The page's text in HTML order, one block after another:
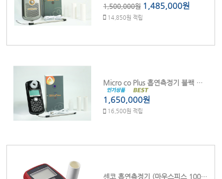
1,500,000원 1,485,000원
14,850원 적립
Micro co Plus 흡연측정기 블랙 양방향모니터 (충전식 자외선 살균보관함) 마우스피스100pcs포함
1,650,000원
16,500원 적립
센코 흡연측정기 (마우스피스 100개포함) BMC-2000